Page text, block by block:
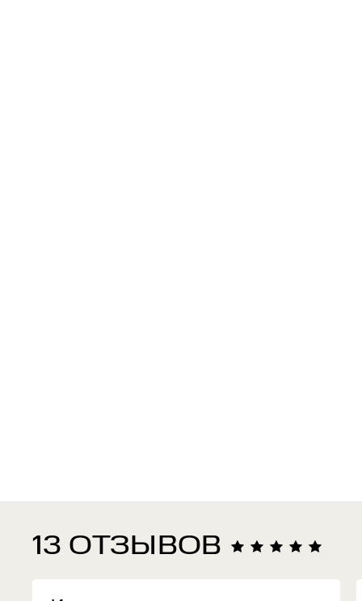
13 ОТЗЫВОВ